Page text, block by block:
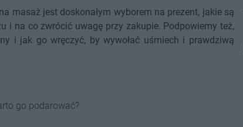
masaż jest doskonałym wyborem na prezent, jakie są
i na co zwrócić uwagę przy zakupie. Podpowiemy też,
i jak go wręczyć, by wywołać uśmiech i prawdziwą
go podarować?